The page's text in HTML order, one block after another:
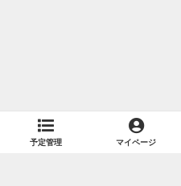
予定管理 マイページ